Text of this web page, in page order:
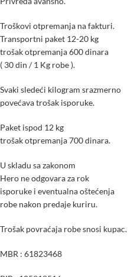
Troškovi otpremanja na fakturi.
Transportni paket 12-20 kg
trošak otpremanja 600 dinara
( 30 din / 1 Kg robe ).
Svaki sledeći kilogram srazmerno
povećava trošak isporuke.
Paket ispod 12 kg
trošak otpremanja 700 dinara.
U skladu sa zakonom
Hero ne odgovara za rok
isporuke i eventualnaoštećenja
robe nakon predaje kuriru.
Trošak povraćaja robe snosi kupac.
MBR : 61823468